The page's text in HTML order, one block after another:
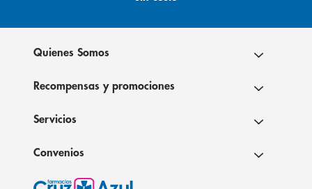
Quienes Somos
Recompensas y promociones
Servicios
Convenios